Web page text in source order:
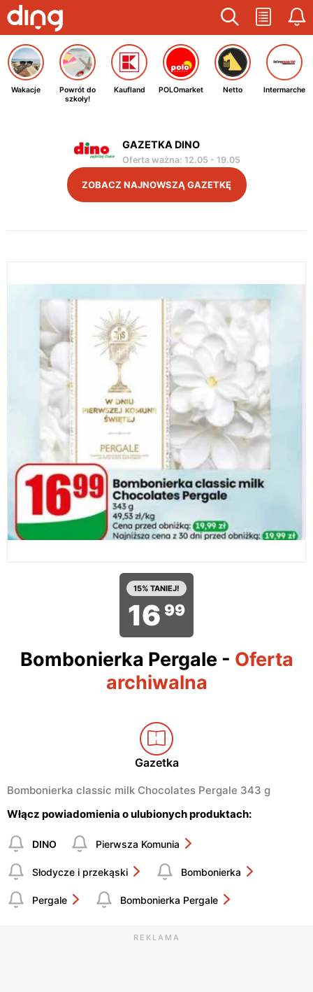
Wakacje
Powrót do
szkoły!
Kaufland POLOmarket Netto Intermarche
GAZETKA DINO
Oferta ważna: 12.05 - 19.05
ZOBACZ NAJNOWSZĄ GAZETKĘ
15% TANIEJ!
16 99
Bombonierka Pergale - Oferta
archiwalna
Gazetka
Bombonierka classic milk Chocolates Pergale 343 g
Włącz powiadomienia o ulubionych produktach:
DINO Pierwsza Komunia
Słodycze i przekąski Bombonierka
Pergale Bombonierka Pergale
REKLAMA